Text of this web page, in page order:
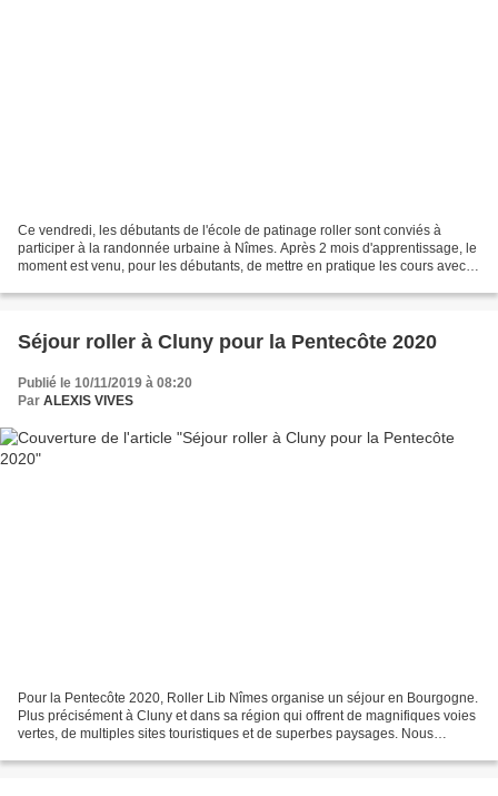
Ce vendredi, les débutants de l'école de patinage roller sont conviés à
participer à la randonnée urbaine à Nîmes. Après 2 mois d'apprentissage, le
moment est venu, pour les débutants, de mettre en pratique les cours avec
Séjour roller à Cluny pour la Pentecôte 2020
Publié le 10/11/2019 à 08:20
Par ALEXIS VIVES
Pour la Pentecôte 2020, Roller Lib Nîmes organise un séjour en Bourgogne.
Plus précisément à Cluny et dans sa région qui offrent de magnifiques voies
vertes, de multiples sites touristiques et de superbes paysages. Nous